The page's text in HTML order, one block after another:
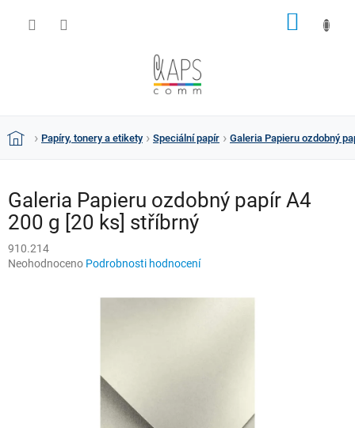
DomůPapíry, tonery a etikety Speciální papír Galeria Papieru ozdobný
Galeria Papieru ozdobný papír A4
200 g [20 ks] stříbrný
910.214
Průměrné
Neohodnoceno Podrobnosti hodnocení